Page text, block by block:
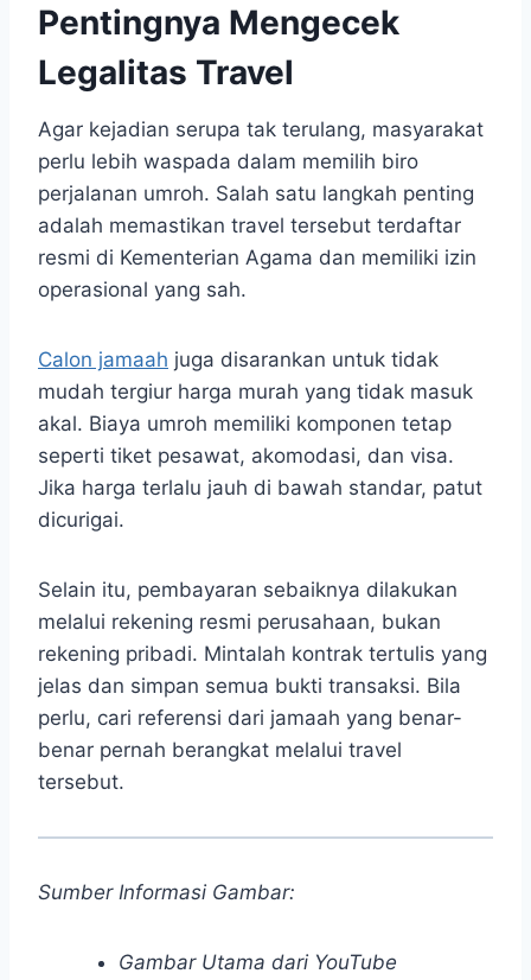
Pentingnya Mengecek
Legalitas Travel
Agar kejadian serupa tak terulang, masyarakat
perlu lebih waspada dalam memilih biro
perjalanan umroh. Salah satu langkah penting
adalah memastikan travel tersebut terdaftar
resmi di Kementerian Agama dan memiliki izin
operasional yang sah.
Calon jamaah juga disarankan untuk tidak
mudah tergiur harga murah yang tidak masuk
akal. Biaya umroh memiliki komponen tetap
seperti tiket pesawat, akomodasi, dan visa.
Jika harga terlalu jauh di bawah standar, patut
dicurigai.
Selain itu, pembayaran sebaiknya dilakukan
melalui rekening resmi perusahaan, bukan
rekening pribadi. Mintalah kontrak tertulis yang
jelas dan simpan semua bukti transaksi. Bila
perlu, cari referensi dari jamaah yang benar-
benar pernah berangkat melalui travel
tersebut.
Sumber Informasi Gambar:
Gambar Utama dari YouTube